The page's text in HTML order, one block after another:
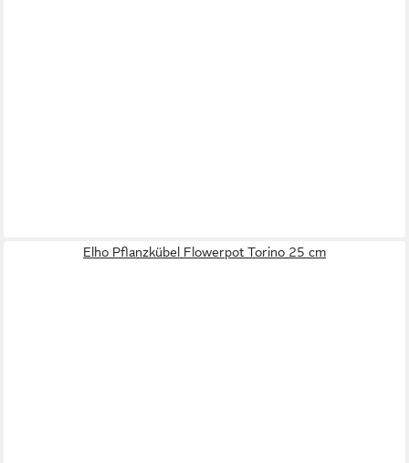
Elho Pflanzkübel Flowerpot Torino 25 cm